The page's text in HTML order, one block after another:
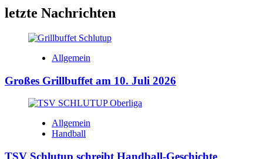
letzte Nachrichten
Allgemein
Großes Grillbuffet am 10. Juli 2026
Allgemein
Handball
TSV Schlutup schreibt Handball-Geschichte